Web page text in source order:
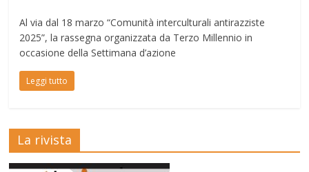
Al via dal 18 marzo “Comunità interculturali antirazziste
2025”, la rassegna organizzata da Terzo Millennio in
occasione della Settimana d’azione
Leggi tutto
La rivista